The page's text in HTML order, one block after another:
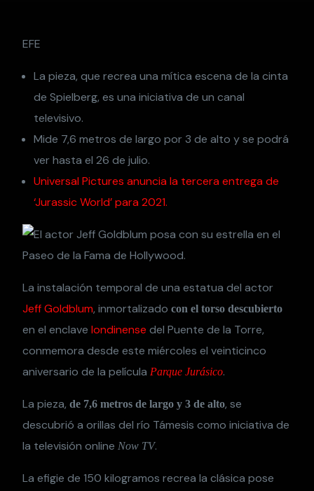
EFE
La pieza, que recrea una mítica escena de la cinta
de Spielberg, es una iniciativa de un canal
televisivo.
Mide 7,6 metros de largo por 3 de alto y se podrá
ver hasta el 26 de julio.
Universal Pictures anuncia la tercera entrega de
‘Jurassic World’ para 2021.
La instalación temporal de una estatua del actor
Jeff Goldblum, inmortalizado con el torso descubierto
en el enclavelondinense del Puente de la Torre,
conmemora desde este miércoles el veinticinco
aniversario de la películaParque Jurásico.
La pieza,de 7,6 metros de largo y 3 de alto, se
descubrió a orillas del río Támesis como iniciativa de
la televisión online Now TV.
La efigie de 150 kilogramos recrea la clásica pose